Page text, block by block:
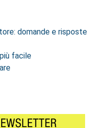
domande e risposte
facile